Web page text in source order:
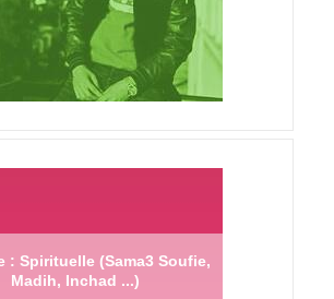
: Spirituelle (Sama3 Soufie,
Madih, Inchad ...)